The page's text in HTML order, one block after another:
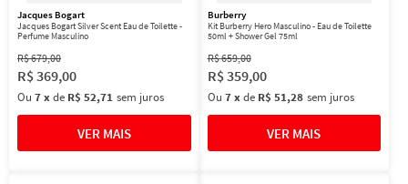
Jacques Bogart
Jacques Bogart Silver Scent Eau de Toilette -
Perfume Masculino
R$679,00
R$369,00
Ou 7xde R$ 52,71 sem juros
Burberry
Kit Burberry Hero Masculino - Eau de Toilette
50ml + Shower Gel 75ml
R$659,00
R$359,00
Ou 7 xde R$ 51,28 sem juros